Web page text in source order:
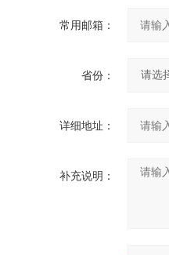
常用邮箱：
省份：
详细地址：
补充说明：